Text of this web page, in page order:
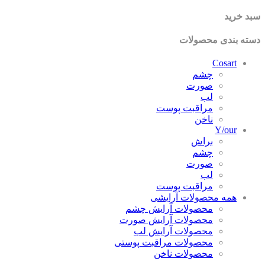
خرید
بندی محصولات
Cosart
چشم
صورت
لب
مراقبت پوست
ناخن
Y/our
براش
چشم
صورت
لب
مراقبت پوست
همه محصولات آرایشی
محصولات آرایش چشم
محصولات آرایش صورت
محصولات آرایش لب
محصولات مراقبت پوستی
محصولات ناخن